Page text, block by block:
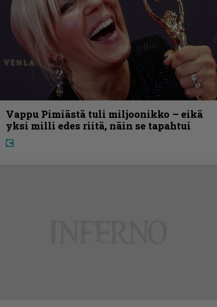
Vappu Pimiästä tuli miljoonikko – eikä
yksi milli edes riitä, näin se tapahtui